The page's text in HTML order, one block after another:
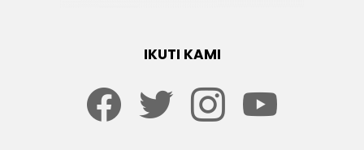
IKUTI KAMI